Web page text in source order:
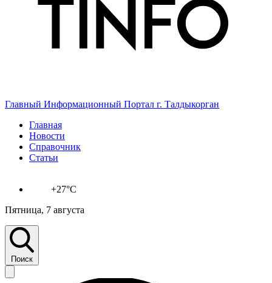
Главный Информационный Портал г. Талдыкорган
Главная
Новости
Справочник
Статьи
+27°C
Пятница, 7 августа
Поиск